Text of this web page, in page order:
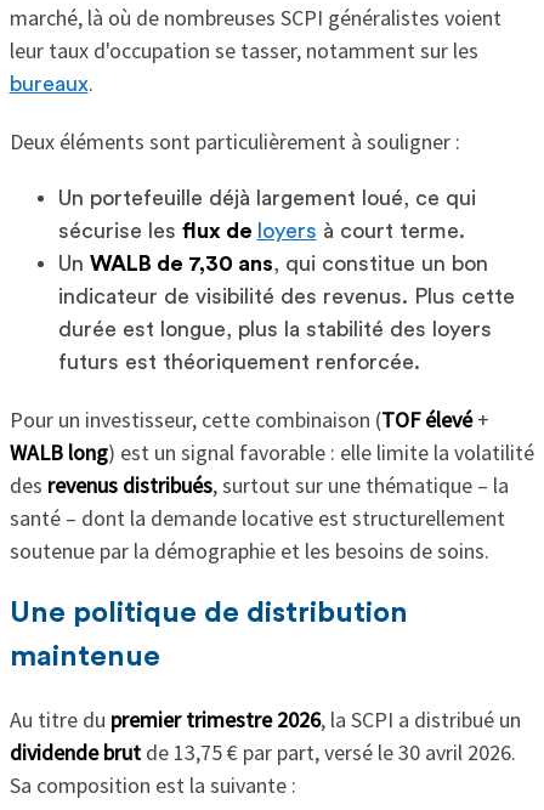
marché, là où de nombreuses SCPI généralistes voient
leur taux d'occupation se tasser, notamment sur les
bureaux.
Deux éléments sont particulièrement à souligner :
Un portefeuille déjà largement loué, ce qui
sécurise les flux de loyers à court terme.
Un WALB de 7,30 ans, qui constitue un bon
indicateur de visibilité des revenus. Plus cette
durée est longue, plus la stabilité des loyers
futurs est théoriquement renforcée.
Pour un investisseur, cette combinaison (TOF élevé+
WALB long) est un signal favorable : elle limite la volatilité
des revenus distribués, surtout sur une thématique – la
santé – dont la demande locative est structurellement
soutenue par la démographie et les besoins de soins.
Une politique de distribution
maintenue
Au titre du premier trimestre 2026, la SCPI a distribué un
dividende brutde 13,75 € par part, versé le 30 avril 2026.
Sa composition est la suivante :